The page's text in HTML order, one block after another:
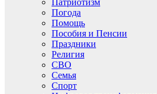
Патриотизм
Погода
Помощь
Пособия и Пенсии
Праздники
Религия
СВО
Семья
Спорт